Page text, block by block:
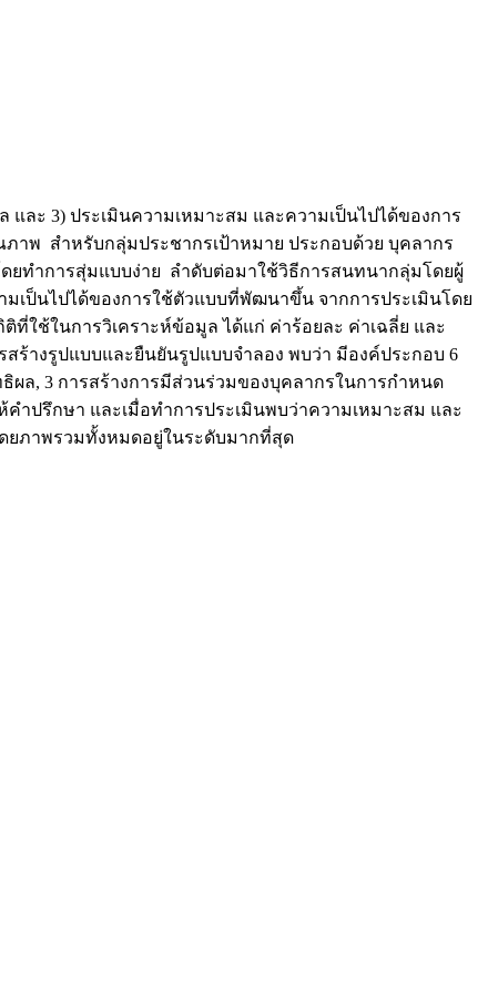
ละ 3) ประเมินความเหมาะสม และความเป็นไปได้ของการ
ภาพ สำหรับกลุ่มประชากรเป้าหมาย ประกอบด้วย บุคลากร
ยทำการสุ่มแบบง่าย ลำดับต่อมาใช้วิธีการสนทนากลุ่มโดยผู้
เป็นไปได้ของการใช้ตัวแบบที่พัฒนาขึ้น จากการประเมินโดย
ใช้ในการวิเคราะห์ข้อมูล ได้แก่ ค่าร้อยละ ค่าเฉลี่ย และ
ร้างรูปแบบและยืนยันรูปแบบจำลอง พบว่า มีองค์ประกอบ 6
ผล, 3 การสร้างการมีส่วนร่วมของบุคลากรในการกำหนด
คำปรึกษา และเมื่อทำการประเมินพบว่าความเหมาะสม และ
ยภาพรวมทั้งหมดอยู่ในระดับมากที่สุด